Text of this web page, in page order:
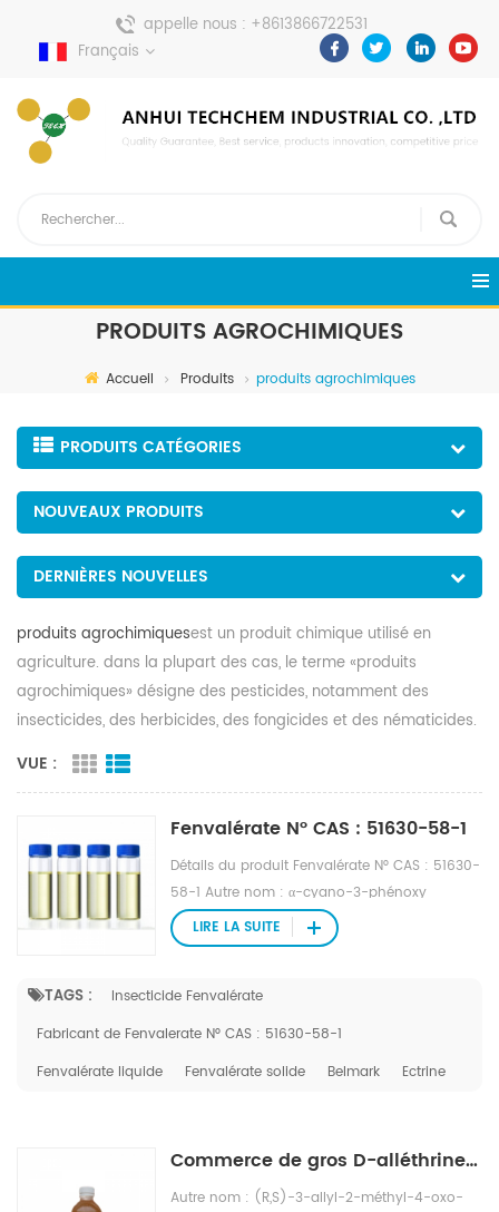
appelle nous : +8613866722531
envoyer un message :
pweiping@techemi.com
Français
PRODUITS AGROCHIMIQUES
Accueil Produits produits agrochimiques
PRODUITS CATÉGORIES
NOUVEAUX PRODUITS
DERNIÈRES NOUVELLES
produits agrochimiquesest un produit chimique utilisé en
agriculture. dans la plupart des cas, le terme «produits
agrochimiques» désigne des pesticides, notamment des
insecticides, des herbicides, des fongicides et des nématicides.
VUE :
Fenvalérate N° CAS : 51630-58-1
Détails du produit Fenvalérate N° CAS : 51630-
58-1 Autre nom : α-cyano-3-phénoxy
benzyl(R,S)-2-(4-chlorophényl)-3-
méthylbutyrate ; N° CAS : 51630-58-1
à brun Formule moléculaire : C25H22ClNO3
Poids moléculaire : 419,91 N° EINECS : 257-
Pression de vapeur : 19,2 μPa (20 ℃) Densité :
TAGS :
Insecticide Fenvalérate
Fabricant de Fenvalerate N° CAS : 51630-58-1
Fenvalérate liquide
Fenvalérate solide Belmark Ectrine
LIRE LA SUITE
Commerce de gros D-alléthrine CAS NO.584-79-2
Autre nom : (R,S)-3-allyl-2-méthyl-4-oxo-